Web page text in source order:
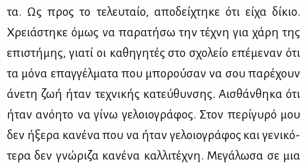
τα. Ως προς το τε­λευ­ταίο, απο­δεί­χτη­κε ότι εί­χα δί­κιο.
Χρειά­στη­κε όμως να πα­ρα­τή­σω την τέ­χνη για χά­ρη της
επι­στή­μης, για­τί οι κα­θη­γη­τές στο σχο­λείο επέ­με­ναν ότι
τα μό­να επαγ­γέλ­μα­τα που μπο­ρού­σαν να σου πα­ρέ­χουν
άνε­τη ζωή ήταν τε­χνι­κής κα­τεύ­θυν­σης. Αι­σθάν­θη­κα ότι
ήταν ανό­η­το να γί­νω γε­λοιο­γρά­φος. Στον πε­ρί­γυ­ρό μου
δεν ήξε­ρα κα­νέ­να που να ήταν γε­λοιο­γρά­φος και γε­νι­κό­
τε­ρα δεν γνώ­ρι­ζα κα­νέ­να καλ­λι­τέ­χνη. Με­γά­λω­σα σε μια